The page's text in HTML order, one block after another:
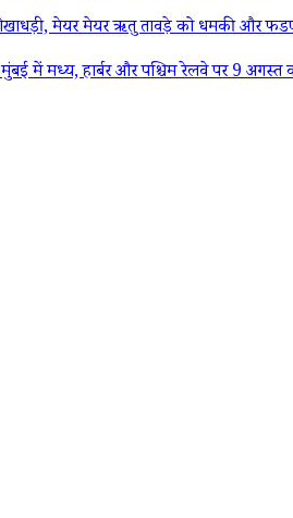
मेयर मेयर ऋतु तावड़े को धमकी और
मध्य, हार्बर और पश्चिम रेलवे पर 9 अगस्त